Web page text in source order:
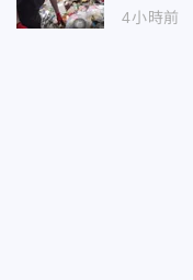
4小時前